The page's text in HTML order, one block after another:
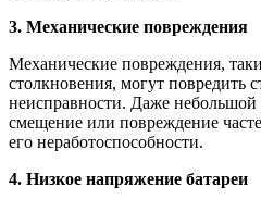
3. Механические повреждения
Механические повреждения,
столкновения, могут повредить
неисправности. Даже небольшой
смещение или повреждение
его неработоспособности.
4. Низкое напряжение батареи